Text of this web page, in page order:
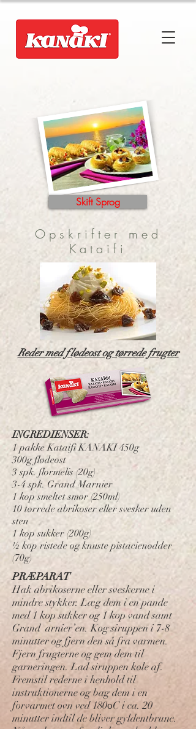
Skift Sprog
Opskrifter med
Kataifi
Reder med flødeost og tørrede frugter
INGREDIENSER:
1 pakke Kataifi KANAKI 450g
300g flødeost
3 spk. flormelis (20g)
3-4 spk. Grand Marnier
1 kop smeltet smør (250ml)
10 tørrede abrikoser eller svesker uden
sten
1 kop sukker (200g)
½ kop ristede og knuste pistacienødder
(70g)
PRÆPARAT
Hak abrikoserne eller sveskerne i
mindre stykker. Læg dem i en pande
med 1 kop sukker og 1 kop vand samt
Grand arnier’en. Kog siruppen i 7-8
minutter og fjern den så fra varmen.
Fjern frugterne og gem dem til
garneringen. Lad siruppen køle af.
Fremstil rederne i henhold til
instruktionerne og bag dem i en
forvarmet ovn ved 180οC i ca. 20
minutter indtil de bliver gyldentbrune.